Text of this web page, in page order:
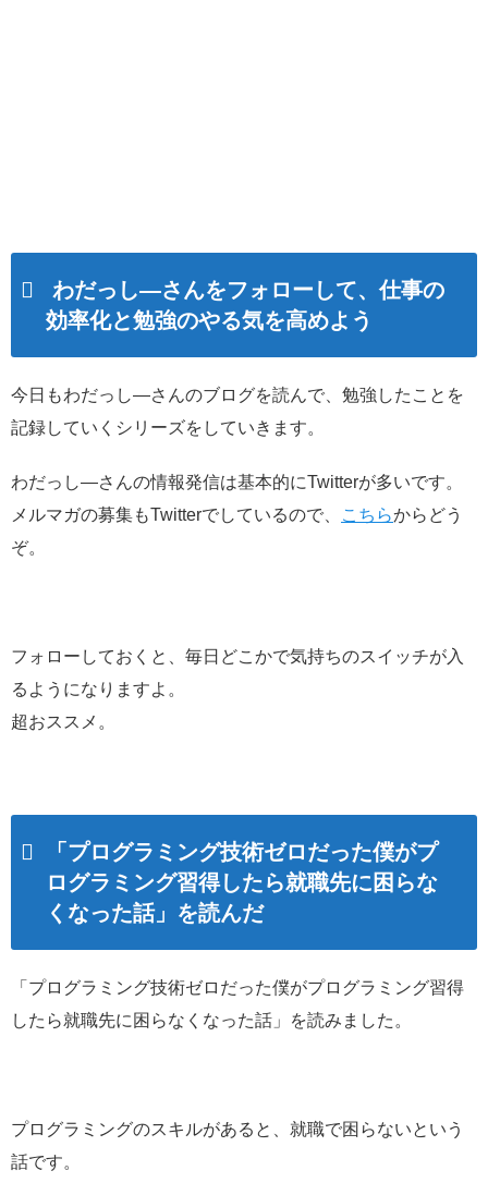
わだっし―さんをフォローして、仕事の
効率化と勉強のやる気を高めよう
今日もわだっし―さんのブログを読んで、勉強したことを
記録していくシリーズをしていきます。
わだっし―さんの情報発信は基本的にTwitterが多いです。
メルマガの募集もTwitterでしているので、
こちらからどう
ぞ。
フォローしておくと、毎日どこかで気持ちのスイッチが入
るようになりますよ。
超おススメ。
「プログラミング技術ゼロだった僕がプ
ログラミング習得したら就職先に困らな
くなった話」を読んだ
「プログラミング技術ゼロだった僕がプログラミング習得
したら就職先に困らなくなった話」を読みました。
プログラミングのスキルがあると、就職で困らないという
話です。